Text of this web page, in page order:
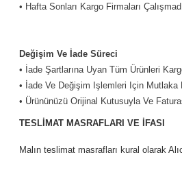
• Hafta Sonları Kargo Firmaları
Değişim Ve İade Süreci
• İade Şartlarına Uyan Tüm Ürünleri
• İade Ve Değişim Işlemleri Için Mutlaka
• Ürününüzü Orijinal Kutusuyla Ve
TESLİMAT MASRAFLARI VE İFASI
Malın teslimat masrafları kural olarak